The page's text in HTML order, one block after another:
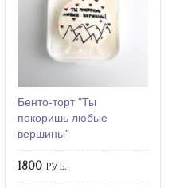
Бенто-торт "Ты
покоришь любые
вершины"
1800 руб.